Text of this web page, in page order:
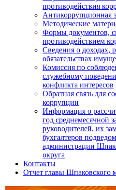
противодействия
Антикоррупционная
Методические
Формы документов,
противодействием
Сведения о доходах,
обязательствах
Комиссия по
служебному
конфликта интересов
Обратная связь для
коррупции
Информация о
год среднемесячной
руководителей, их
бухгалтеров
администрации
округа
Контакты
Отчет главы Шпаковского